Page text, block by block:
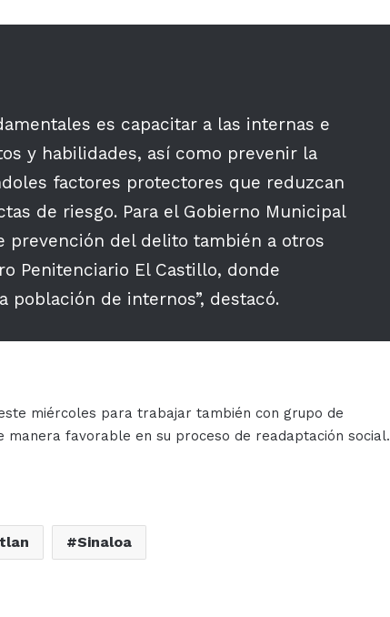
es capacitar a las internas e
y habilidades, así como prevenir la
factores protectores que reduzcan
de riesgo. Para el Gobierno Municipal
prevención del delito también a otros
Penitenciario El Castillo, donde
de internos”, destacó.
miércoles para trabajar también con grupo de
manera favorable en su proceso de readaptación social.
Sinaloa